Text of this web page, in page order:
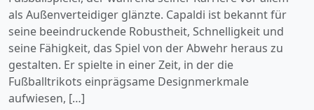
als Außenverteidiger glänzte. Capaldi ist bekannt für
seine beeindruckende Robustheit, Schnelligkeit und
seine Fähigkeit, das Spiel von der Abwehr heraus zu
gestalten. Er spielte in einer Zeit, in der die
Fußballtrikots einprägsame Designmerkmale
aufwiesen, […]